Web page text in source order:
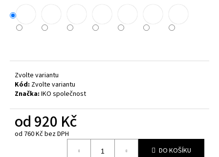
Zvolte variantu
Kód: Zvolte variantu
Značka: IKO společnost
od920 Kč
od 760 Kčbez DPH
DO KOŠÍKU
o
m
DĚTSKÝ
DOMEK